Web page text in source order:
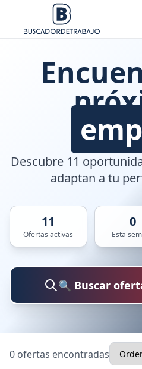
Descubre 11
adaptan a tu
11
Ofertas activas
0
Esta
🔍 Buscar
0 ofertas encontradas